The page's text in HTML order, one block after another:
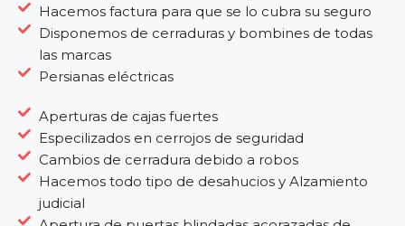
Hacemos factura para que se lo cubra su seguro
Disponemos de cerraduras y bombines de todas
las marcas
Persianas eléctricas
Aperturas de cajas fuertes
Especilizados en cerrojos de seguridad
Cambios de cerradura debido a robos
Hacemos todo tipo de desahucios y Alzamiento
judicial